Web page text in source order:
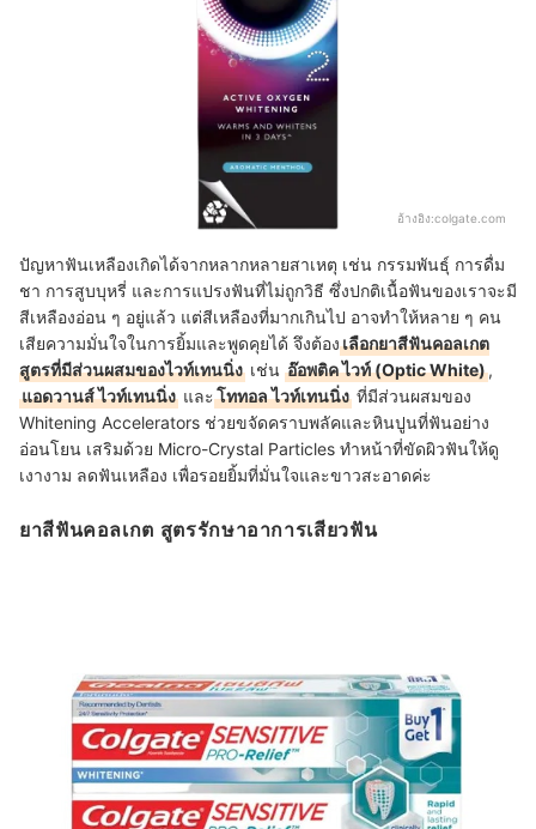
อ้างอิง:colgate.com
ปัญหาฟันเหลืองเกิดได้จากหลากหลายสาเหตุ เช่น กรรมพันธุ์ การดื่ม
ชา การสูบบุหรี่ และการแปรงฟันที่ไม่ถูกวิธี ซึ่งปกติเนื้อฟันของเราจะมี
สีเหลืองอ่อน ๆ อยู่แล้ว แต่สีเหลืองที่มากเกินไป อาจทำให้หลาย ๆ คน
เสียความมั่นใจในการยิ้มและพูดคุยได้ จึงต้องเลือกยาสีฟันคอลเกต
สูตรที่มีส่วนผสมของไวท์เทนนิ่ง เช่น อ๊อพติค ไวท์ (Optic White),
แอดวานส์ ไวท์เทนนิ่ง และโททอล ไวท์เทนนิ่ง ที่มีส่วนผสมของ
Whitening Accelerators ช่วยขจัดคราบพลัคและหินปูนที่ฟันอย่าง
อ่อนโยน เสริมด้วย Micro-Crystal Particles ทำหน้าที่ขัดผิวฟันให้ดู
เงางาม ลดฟันเหลือง เพื่อรอยยิ้มที่มั่นใจและขาวสะอาดค่ะ
ยาสีฟันคอลเกต สูตรรักษาอาการเสียวฟัน